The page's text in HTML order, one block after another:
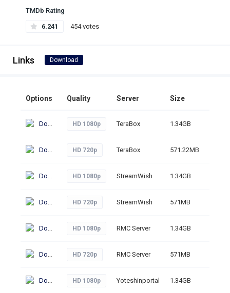
TMDb Rating
6.241 454 votes
Links Download
Options Quality Server Size
Download HD 1080p TeraBox 1.34GB
Download HD 720p TeraBox 571.22MB
Download HD 1080p StreamWish 1.34GB
Download HD 720p StreamWish 571MB
Download HD 1080p RMC Server 1.34GB
Download HD 720p RMC Server 571MB
Download HD 1080p Yoteshinportal 1.34GB